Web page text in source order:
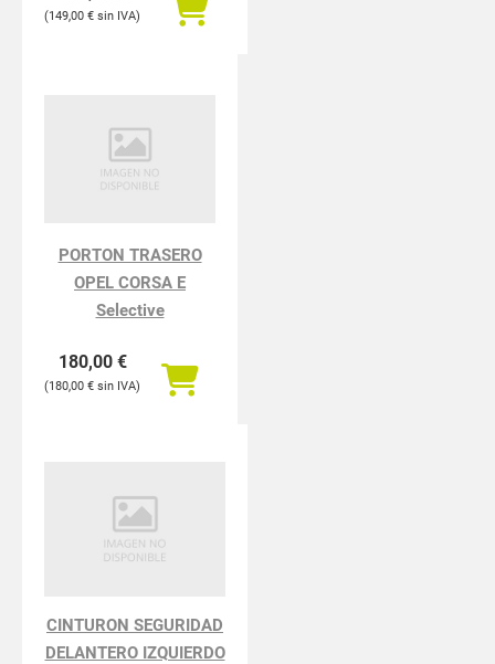
149,00 €
PORTON TRASERO
OPEL CORSA E
Selective
180,00 €
180,00 €
CINTURON SEGURIDAD
DELANTERO IZQUIERDO